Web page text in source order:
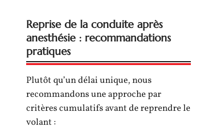
Reprise de la conduite après
anesthésie : recommandations
pratiques
Plutôt qu’un délai unique, nous
recommandons une approche par
critères cumulatifs avant de reprendre le
volant :